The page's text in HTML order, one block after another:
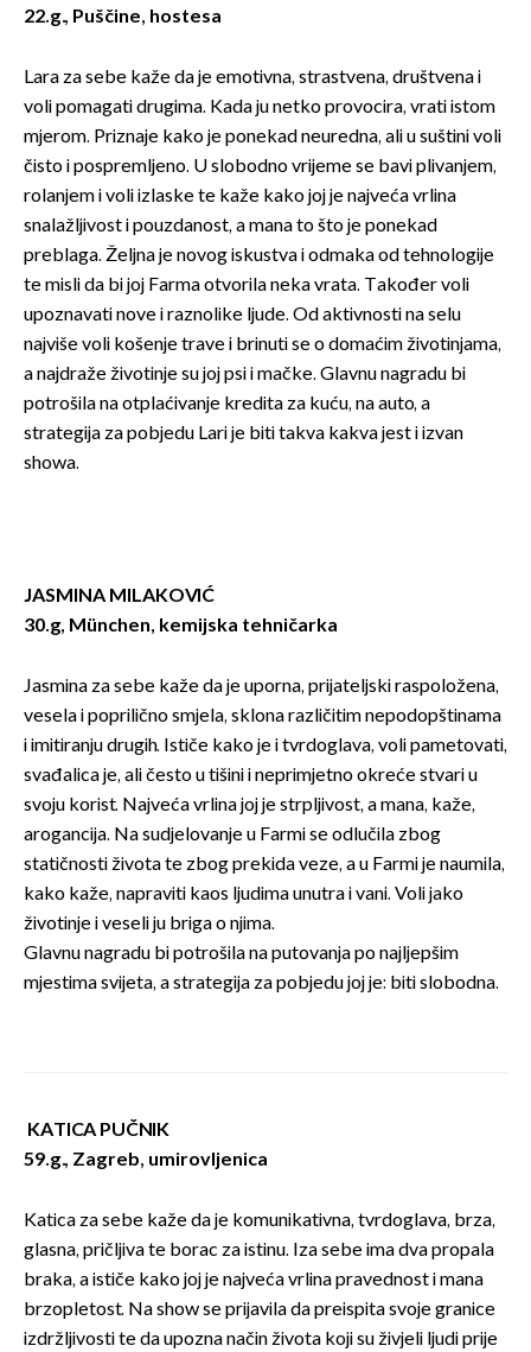
22.g., Puščine, hostesa
Lara za sebe kaže da je emotivna, strastvena, društvena i
voli pomagati drugima. Kada ju netko provocira, vrati istom
mjerom. Priznaje kako je ponekad neuredna, ali u suštini voli
čisto i pospremljeno. U slobodno vrijeme se bavi plivanjem,
rolanjem i voli izlaske te kaže kako joj je najveća vrlina
snalažljivost i pouzdanost, a mana to što je ponekad
preblaga. Željna je novog iskustva i odmaka od tehnologije
te misli da bi joj Farma otvorila neka vrata. Također voli
upoznavati nove i raznolike ljude. Od aktivnosti na selu
najviše voli košenje trave i brinuti se o domaćim životinjama,
a najdraže životinje su joj psi i mačke. Glavnu nagradu bi
potrošila na otplaćivanje kredita za kuću, na auto, a
strategija za pobjedu Lari je biti takva kakva jest i izvan
showa.
JASMINA MILAKOVIĆ
30.g, München, kemijska tehničarka
Jasmina za sebe kaže da je uporna, prijateljski raspoložena,
vesela i poprilično smjela, sklona različitim nepodopštinama
i imitiranju drugih. Ističe kako je i tvrdoglava, voli pametovati,
svađalica je, ali često u tišini i neprimjetno okreće stvari u
svoju korist. Najveća vrlina joj je strpljivost, a mana, kaže,
arogancija. Na sudjelovanje u Farmi se odlučila zbog
statičnosti života te zbog prekida veze, a u Farmi je naumila,
kako kaže, napraviti kaos ljudima unutra i vani. Voli jako
životinje i veseli ju briga o njima.
Glavnu nagradu bi potrošila na putovanja po najljepšim
mjestima svijeta, a strategija za pobjedu joj je: biti slobodna.
KATICA PUČNIK
59.g., Zagreb, umirovljenica
Katica za sebe kaže da je komunikativna, tvrdoglava, brza,
glasna, pričljiva te borac za istinu. Iza sebe ima dva propala
braka, a ističe kako joj je najveća vrlina pravednost i mana
brzopletost. Na show se prijavila da preispita svoje granice
izdržljivosti te da upozna način života koji su živjeli ljudi prije